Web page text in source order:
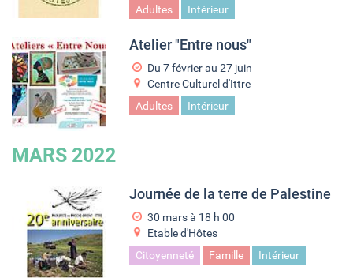
Adultes
Intérieur
Atelier "Entre nous"
Du 7 février au 27 juin
Centre Culturel d'Ittre
Adultes
Intérieur
MARS 2022
Journée de la terre de Palestine
30 mars à 18 h 00
Etable d'Hôtes
Citoyenneté
Famille Intérieur